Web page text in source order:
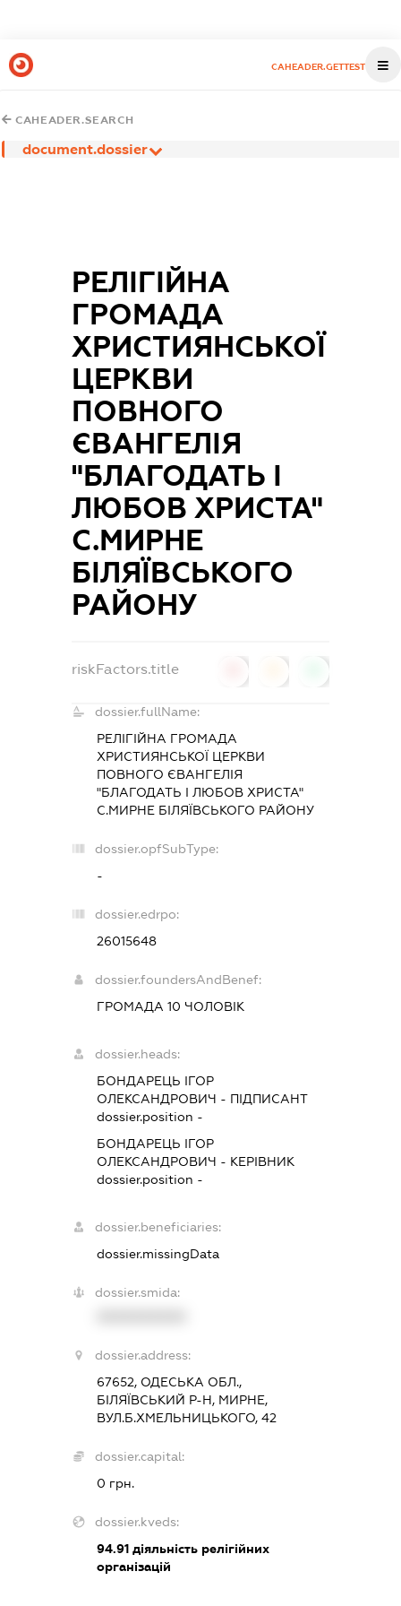
CAHEADER.GETTEST
CAHEADER.SEARCH
document.dossier
РЕЛІГІЙНА
ГРОМАДА
ХРИСТИЯНСЬКОЇ
ЦЕРКВИ
ПОВНОГО
ЄВАНГЕЛІЯ
"БЛАГОДАТЬ І
ЛЮБОВ ХРИСТА"
С.МИРНЕ
БІЛЯЇВСЬКОГО
РАЙОНУ
riskFactors.title
dossier.fullName:
РЕЛІГІЙНА ГРОМАДА
ХРИСТИЯНСЬКОЇ ЦЕРКВИ
ПОВНОГО ЄВАНГЕЛІЯ
"БЛАГОДАТЬ І ЛЮБОВ ХРИСТА"
С.МИРНЕ БІЛЯЇВСЬКОГО РАЙОНУ
dossier.opfSubType:
-
dossier.edrpo:
26015648
dossier.foundersAndBenef:
ГРОМАДА 10 ЧОЛОВІК
dossier.heads:
БОНДАРЕЦЬ ІГОР
ОЛЕКСАНДРОВИЧ - ПІДПИСАНТ
dossier.position -
БОНДАРЕЦЬ ІГОР
ОЛЕКСАНДРОВИЧ - КЕРІВНИК
dossier.position -
dossier.beneficiaries:
dossier.missingData
dossier.smida:
dossier.address:
67652, ОДЕСЬКА ОБЛ.,
БІЛЯЇВСЬКИЙ Р-Н, МИРНЕ,
ВУЛ.Б.ХМЕЛЬНИЦЬКОГО, 42
dossier.capital:
0 грн.
dossier.kveds:
94.91 діяльність релігійних
організацій